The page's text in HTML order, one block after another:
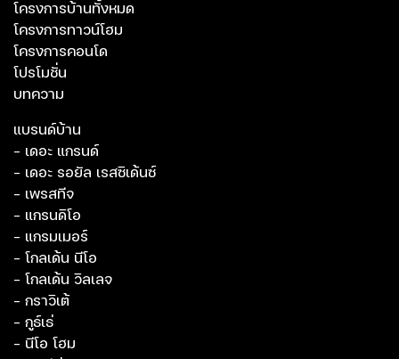
โครงการบ้านทั้งหมด
โครงการทาวน์โฮม
โครงการคอนโด
โปรโมชั่น
บทความ
แบรนด์บ้าน
- เดอะ แกรนด์
- เดอะ รอยัล เรสซิเด้นซ์
- เพรสทีจ
- แกรนดิโอ
- แกรมเมอร์
- โกลเด้น นีโอ
- โกลเด้น วิลเลจ
- กราวิเต้
- กูธ์เธ่
- นีโอ โฮม